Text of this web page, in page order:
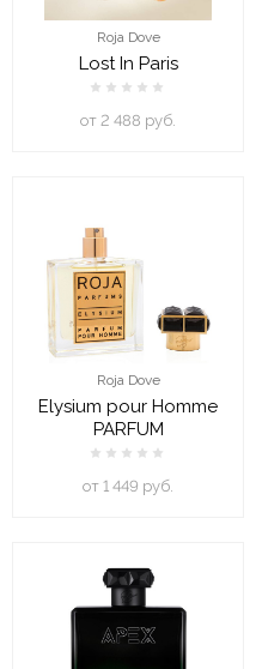
Roja Dove
Lost In Paris
oт 2 488 руб.
Roja Dove
Elysium pour Homme
PARFUM
oт 1 449 руб.